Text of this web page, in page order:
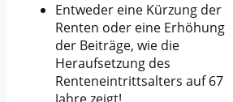
Entweder eine Kürzung der
Renten oder eine Erhöhung
der Beiträge, wie die
Heraufsetzung des
Renteneintrittsalters auf 67